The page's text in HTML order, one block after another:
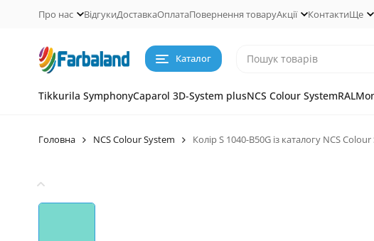
Про нас ВідгукиДоставкаОплатаПовернення товаруАкції КонтактиЩе
Каталог
Tikkurila SymphonyCaparol 3D-System plusNCS Colour SystemRAL
Головна NCS Colour System Колір S 1040-B50G із каталогу NCS